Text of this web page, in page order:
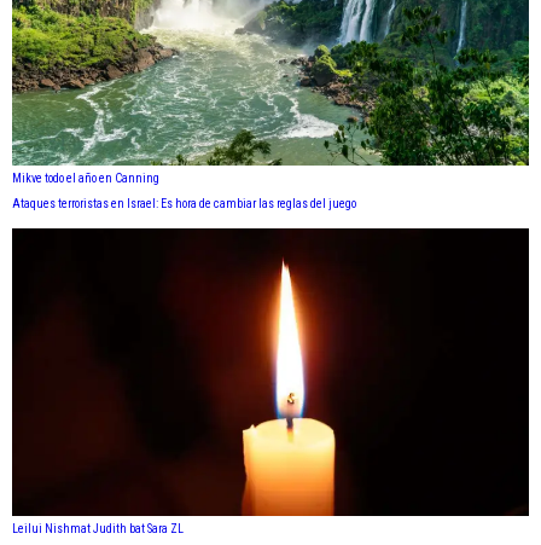
Mikve todo el año en Canning
Ataques terroristas en Israel: Es hora de cambiar las reglas del juego
Leilui Nishmat Judith bat Sara ZL